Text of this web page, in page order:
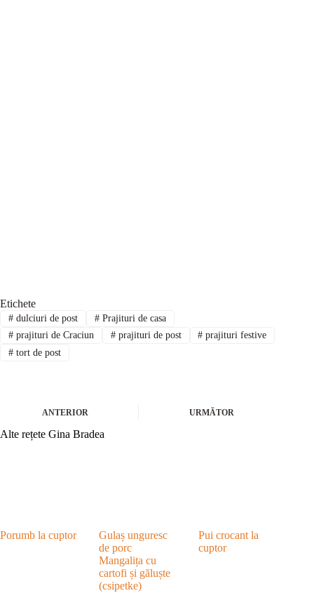
Etichete
#dulciuri de post #Prajituri de casa
#prajituri de Craciun #prajituri de post # prajituri festive
#tort de post
ANTERIOR URMĂTOR
Alte rețete Gina Bradea
Porumb la cuptor
Gulaș unguresc
de porc
Mangalița cu
cartofi și găluște
(csipetke)
Pui crocant la
cuptor